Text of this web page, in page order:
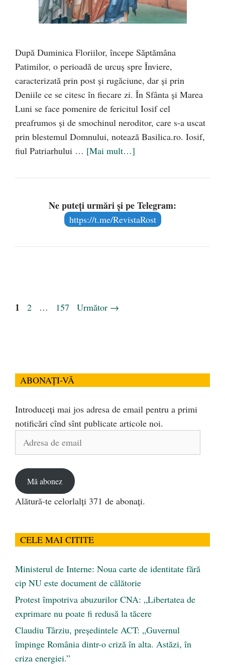
După Duminica Floriilor, începe Săptămâna
Patimilor, o perioadă de urcuș spre Înviere,
caracterizată prin post și rugăciune, dar și prin
Deniile ce se citesc în fiecare zi. În Sfânta şi Marea
Luni se face pomenire de fericitul Iosif cel
preafrumos şi de smochinul neroditor, care s-a uscat
prin blestemul Domnului, notează Basilica.ro. Iosif,
fiul Patriarhului … [Mai mult…]
Ne puteți urmări și pe Telegram:
https://t.me/RevistaRost
Pagina
1 Pagina
2 … Pagina
157 Următor →
ABONAȚI-VĂ
Introduceți mai jos adresa de email pentru a primi
notificări cînd sînt publicate articole noi.
Adresa
Mă abonez
Alătură-te celorlalți 371 de abonați.
CELE MAI CITITE
Ministerul de Interne: Noua carte de identitate fără
cip NU este document de călătorie
Protest împotriva abuzurilor CNA: „Libertatea de
exprimare nu poate fi redusă la tăcere
Claudiu Târziu, președintele ACT: „Guvernul
împinge România dintr-o criză în alta. Astăzi, în
criza energiei.”